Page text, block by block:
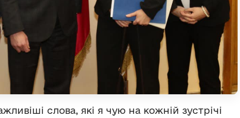
слова, які я чую на кожній зустрічі